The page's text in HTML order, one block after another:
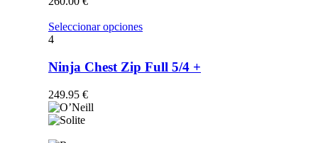
elegir
página
Seleccionar opcionesEste
múltiples
variantes.
4
Ninja Chest Zip Full 5/4 +
249.95 €